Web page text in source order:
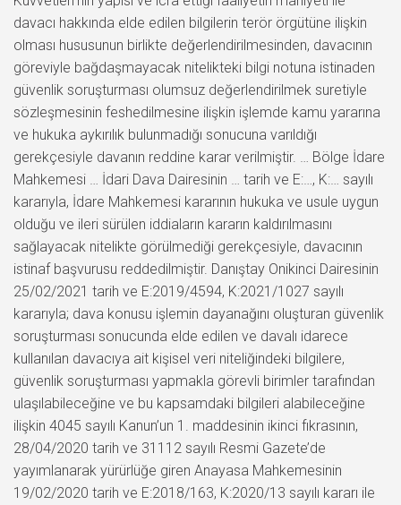
davacı hakkında elde edilen bilgilerin terör örgütüne ilişkin
olması hususunun birlikte değerlendirilmesinden, davacının
göreviyle bağdaşmayacak nitelikteki bilgi notuna istinaden
güvenlik soruşturması olumsuz değerlendirilmek suretiyle
sözleşmesinin feshedilmesine ilişkin işlemde kamu yararına
ve hukuka aykırılık bulunmadığı sonucuna varıldığı
gerekçesiyle davanın reddine karar verilmiştir. … Bölge İdare
Mahkemesi … İdari Dava Dairesinin … tarih ve E:…, K:… sayılı
kararıyla, İdare Mahkemesi kararının hukuka ve usule uygun
olduğu ve ileri sürülen iddiaların kararın kaldırılmasını
sağlayacak nitelikte görülmediği gerekçesiyle, davacının
istinaf başvurusu reddedilmiştir. Danıştay Onikinci Dairesinin
25/02/2021 tarih ve E:2019/4594, K:2021/1027 sayılı
kararıyla; dava konusu işlemin dayanağını oluşturan güvenlik
soruşturması sonucunda elde edilen ve davalı idarece
kullanılan davacıya ait kişisel veri niteliğindeki bilgilere,
güvenlik soruşturması yapmakla görevli birimler tarafından
ulaşılabileceğine ve bu kapsamdaki bilgileri alabileceğine
ilişkin 4045 sayılı Kanun’un 1. maddesinin ikinci fıkrasının,
28/04/2020 tarih ve 31112 sayılı Resmi Gazete’de
yayımlanarak yürürlüğe giren Anayasa Mahkemesinin
19/02/2020 tarih ve E:2018/163, K:2020/13 sayılı kararı ile